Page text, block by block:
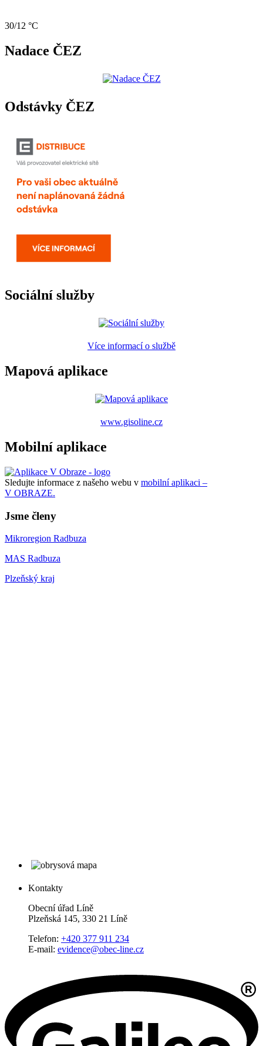
30/12 °C
Nadace ČEZ
Odstávky ČEZ
Sociální služby
Více informací o službě
Mapová aplikace
www.gisoline.cz
Mobilní aplikace
Sledujte informace z našeho webu v mobilní aplikaci –
V OBRAZE.
Jsme členy
Mikroregion Radbuza
MAS Radbuza
Plzeňský kraj
Kontakty
Obecní úřad Líně
Plzeňská 145, 330 21 Líně
Telefon: +420 377 911 234
E-mail: evidence@obec-line.cz